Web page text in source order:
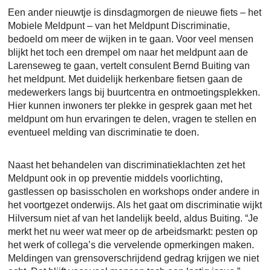
Een ander nieuwtje is dinsdagmorgen de nieuwe fiets – het
Mobiele Meldpunt – van het Meldpunt Discriminatie,
bedoeld om meer de wijken in te gaan. Voor veel mensen
blijkt het toch een drempel om naar het meldpunt aan de
Larenseweg te gaan, vertelt consulent Bernd Buiting van
het meldpunt. Met duidelijk herkenbare fietsen gaan de
medewerkers langs bij buurtcentra en ontmoetingsplekken.
Hier kunnen inwoners ter plekke in gesprek gaan met het
meldpunt om hun ervaringen te delen, vragen te stellen en
eventueel melding van discriminatie te doen.
Naast het behandelen van discriminatieklachten zet het
Meldpunt ook in op preventie middels voorlichting,
gastlessen op basisscholen en workshops onder andere in
het voortgezet onderwijs. Als het gaat om discriminatie wijkt
Hilversum niet af van het landelijk beeld, aldus Buiting. “Je
merkt het nu weer wat meer op de arbeidsmarkt: pesten op
het werk of collega’s die vervelende opmerkingen maken.
Meldingen van grensoverschrijdend gedrag krijgen we niet